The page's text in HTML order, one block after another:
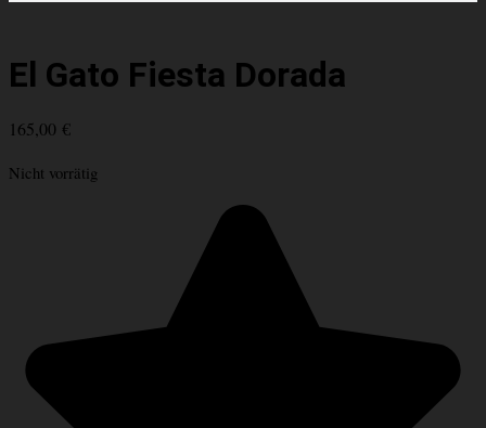
El Gato Fiesta Dorada
165,00 €
Nicht vorrätig